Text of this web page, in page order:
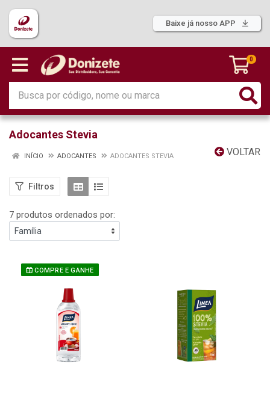
Baixe já nosso APP
0
Adocantes Stevia
VOLTAR
INÍCIO ADOCANTES ADOCANTES STEVIA
Filtros
7 produtos ordenados por:
COMPRE E GANHE